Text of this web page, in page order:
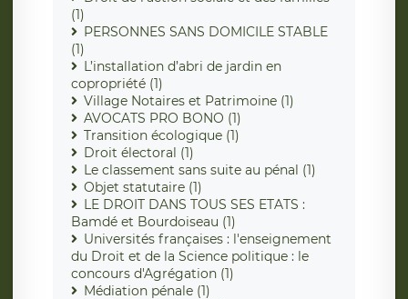
(1)
PERSONNES SANS DOMICILE STABLE
(1)
L’installation d’abri de jardin en
copropriété (1)
Village Notaires et Patrimoine (1)
AVOCATS PRO BONO (1)
Transition écologique (1)
Droit électoral (1)
Le classement sans suite au pénal (1)
Objet statutaire (1)
LE DROIT DANS TOUS SES ETATS :
Bamdé et Bourdoiseau (1)
Universités françaises : l'enseignement
du Droit et de la Science politique : le
concours d'Agrégation (1)
Médiation pénale (1)